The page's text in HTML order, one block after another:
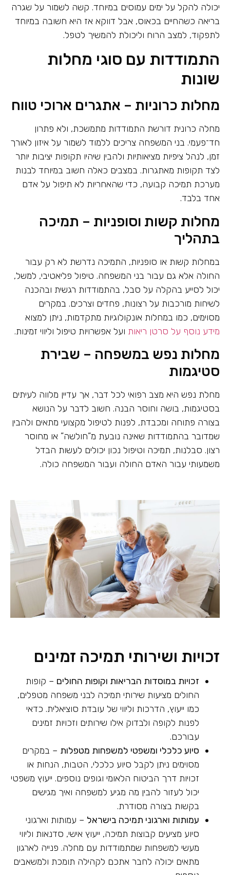
יכולה להקל על ימים עמוסים במיוחד. קשה לשמור על שגרה
בריאה כשהחיים בכאוס, אבל דווקא אז היא חשובה במיוחד
לתפקוד, למצב הרוח וליכולת להמשיך לטפל.
התמודדות עם סוגי מחלות
שונות
מחלות כרוניות – אתגרים ארוכי טווח
מחלה כרונית דורשת התמודדות מתמשכת, ולא פתרון
חד־פעמי. בני המשפחה צריכים ללמוד לשמור על איזון לאורך
זמן, לנהל ציפיות מציאותיות ולהבין שיהיו תקופות יציבות יותר
לצד תקופות מאתגרות. במצבים כאלה חשוב במיוחד לבנות
מערכת תמיכה קבועה, כדי שהאחריות לא תיפול על אדם
אחד בלבד.
מחלות קשות וסופניות – תמיכה
בתהליך
במחלות קשות או סופניות, התמיכה נדרשת לא רק עבור
החולה אלא גם עבור בני המשפחה. טיפול פליאטיבי, למשל,
יכול לסייע בהקלה על סבל, בהתמודדות רגשית ובהכנה
לשיחות מורכבות על רצונות, פחדים וצרכים. במקרים
מסוימים, כמו במחלות אונקולוגיות מתקדמות, ניתן למצוא
מידע נוסף על סרטן ריאות ועל אפשרויות טיפול וליווי זמינות.
מחלות נפש במשפחה – שבירת
סטיגמות
מחלת נפש היא מצב רפואי לכל דבר, אך עדיין מלווה לעיתים
בסטיגמות, בושה וחוסר הבנה. חשוב לדבר על הנושא
בצורה פתוחה ומכבדת, לפנות לטיפול מקצועי מתאים ולהבין
שמדובר בהתמודדות שאינה נובעת מ”חולשה” או מחוסר
רצון. סבלנות, תמיכה וטיפול נכון יכולים לעשות הבדל
משמעותי עבור האדם החולה ועבור המשפחה כולה.
זכויות ושירותי תמיכה זמינים
זכויות במוסדות הבריאות וקופות החולים – קופות
החולים מציעות שירותי תמיכה לבני משפחה מטפלים,
כמו ייעוץ, הדרכות וליווי של עובדת סוציאלית. כדאי
לפנות לקופה ולבדוק אילו שירותים וזכויות זמינים
עבורכם.
סיוע כלכלי ומשפטי למשפחות מטפלות – במקרים
מסוימים ניתן לקבל סיוע כלכלי, הטבות, הנחות או
זכויות דרך הביטוח הלאומי וגופים נוספים. ייעוץ משפטי
יכול לעזור להבין מה מגיע למשפחה ואיך מגישים
בקשות בצורה מסודרת.
עמותות וארגוני תמיכה בישראל – עמותות וארגוני
סיוע מציעים קבוצות תמיכה, ייעוץ אישי, סדנאות וליווי
מעשי למשפחות שמתמודדות עם מחלה. פנייה לארגון
מתאים יכולה לחבר אתכם לקהילה תומכת ולמשאבים